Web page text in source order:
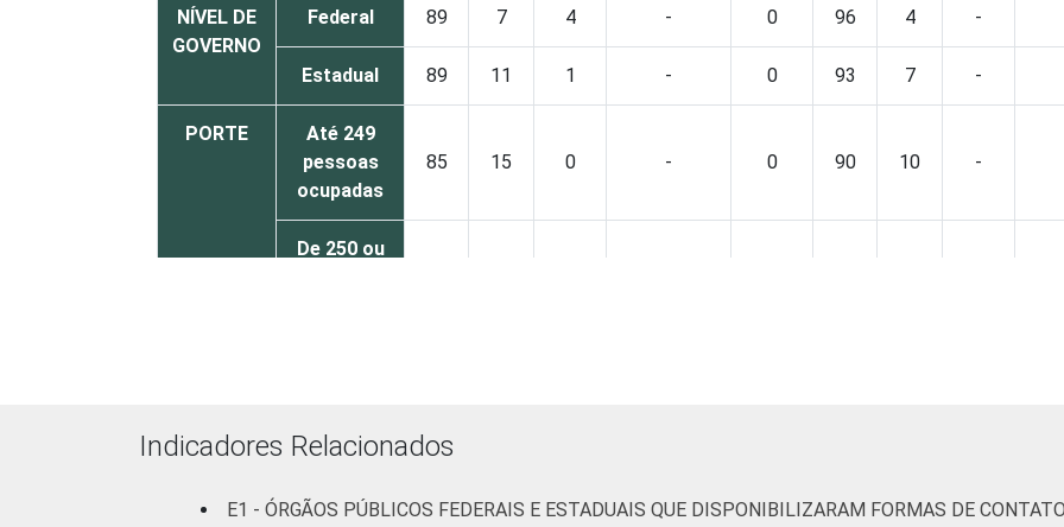
NÍVEL DE
GOVERNO
Federal 89 7 4 - 0 96 4 -
Estadual 89 11 1 - 0 93 7 -
PORTE
Até 249
pessoas
ocupadas
85 15 0 - 0 90 10 -
De 250 ou
tecnologias de informação e comunicação no setor público brasileiro – TIC Governo Eletrônico 2021.
Indicadores Relacionados
E1 - ÓRGÃOS PÚBLICOS FEDERAIS E ESTADUAIS QUE DISPONIBILIZARAM FORMAS DE